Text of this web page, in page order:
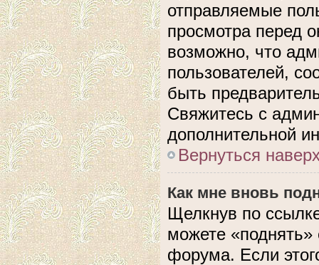
отправляемые
просмотра перед
возможно, что
пользователей,
быть
Свяжитесь с
дополнительной
Вернуться
Как мне вновь
Щелкнув по
можете
форума. Если